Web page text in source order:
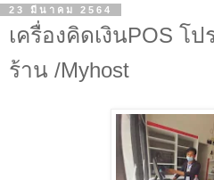
23 มีนาคม 2564
เครื่องคิดเงินPOS โ
ร้าน /Myhost